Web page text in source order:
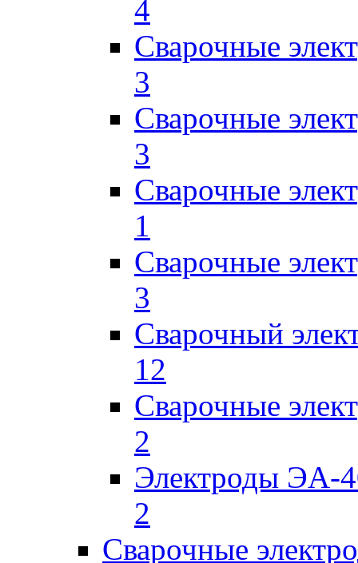
4
Сварочные
3
Сварочные
3
Сварочные
1
Сварочные
3
Сварочный
12
Сварочные
2
Электроды ЭА-
2
Сварочные